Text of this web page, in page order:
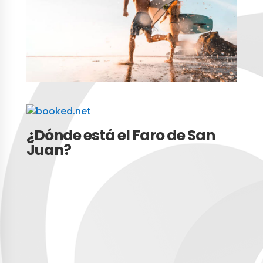
¿Dónde está el Faro de San
Juan?